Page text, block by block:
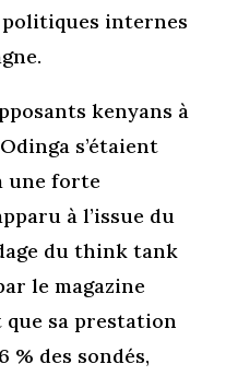
politiques internes
kenyans à
s’étaient
une forte
à l’issue du
du think tank
le magazine
sa prestation
% des sondés,